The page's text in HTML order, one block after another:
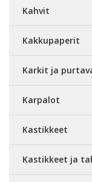
Kahvit
Kakkupaperit
Karkit ja
Karpalot
Kastikkeet
Kastikkeet ja